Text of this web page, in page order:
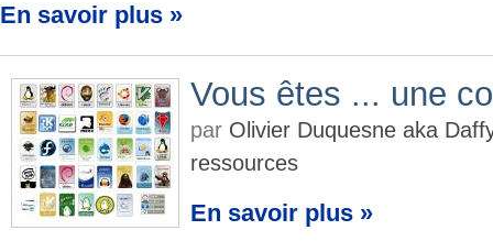
En savoir plus »
Vous êtes ... une
par Olivier Duquesne aka
ressources
En savoir plus »